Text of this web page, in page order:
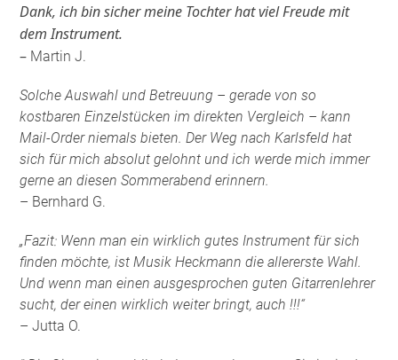
Dank, ich bin sicher meine Tochter hat viel Freude mit
dem Instrument.
– Martin J.
Solche Auswahl und Betreuung – gerade von so
kostbaren Einzelstücken im direkten Vergleich – kann
Mail-Order niemals bieten. Der Weg nach Karlsfeld hat
sich für mich absolut gelohnt und ich werde mich immer
gerne an diesen Sommerabend erinnern.
– Bernhard G.
„Fazit: Wenn man ein wirklich gutes Instrument für sich
finden möchte, ist Musik Heckmann die allererste Wahl.
Und wenn man einen ausgesprochen guten Gitarrenlehrer
sucht, der einen wirklich weiter bringt, auch !!!“
– Jutta O.